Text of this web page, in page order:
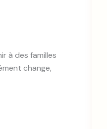
à des familles
change,